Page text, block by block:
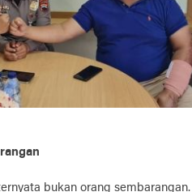
bukan orang